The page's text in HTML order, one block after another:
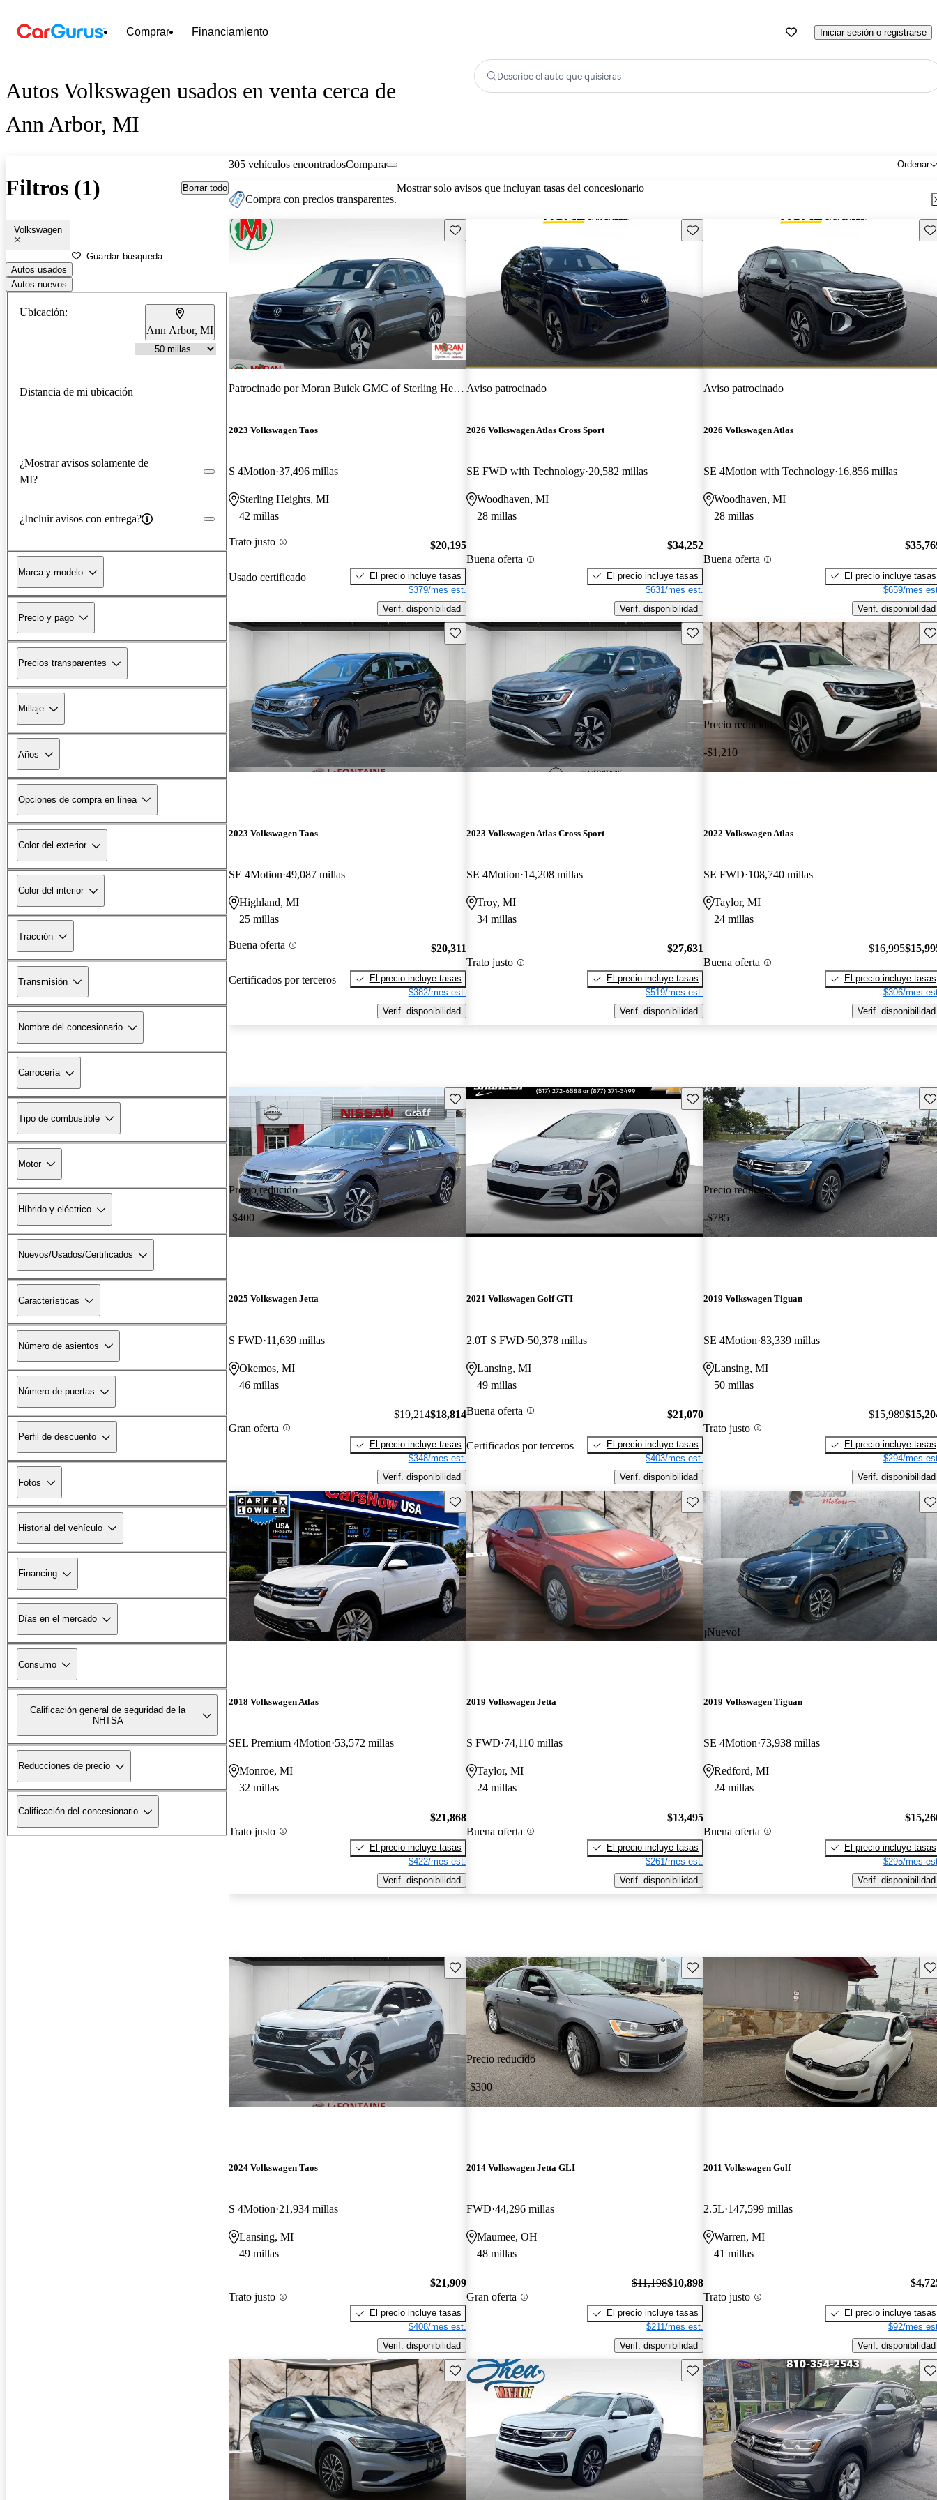
Comprar Financiamiento Iniciar sesión o registrarse
Autos Volkswagen usados en venta cerca de
Ann Arbor, MI
Describe el auto que quisieras
Filtros (1) Borrar todo
Volkswagen
Guardar búsqueda
Autos usados
Autos nuevos
Ubicación:
Ann Arbor, MI
Distancia de mi ubicación
¿Mostrar avisos solamente de
MI?
¿Incluir avisos con entrega?
Marca y modelo
Precio y pago
Precios transparentes
Millaje
Años
Opciones de compra en línea
Color del exterior
Color del interior
Tracción
Transmisión
Nombre del concesionario
Carrocería
Tipo de combustible
Motor
Híbrido y eléctrico
Nuevos/Usados/Certificados
Características
Número de asientos
Número de puertas
Perfil de descuento
Fotos
Historial del vehículo
Financing
Días en el mercado
Consumo
Calificación general de seguridad de la
NHTSA
Reducciones de precio
Calificación del concesionario
305 vehículos encontrados Ordenar
Compara
Compra con precios transparentes.
Mostrar solo avisos que incluyan tasas del concesionario
Guarda este Aviso
Patrocinado porMoran Buick GMC of Sterling Heights
2023 Volkswagen Taos
S 4Motion 37,496 millas
Sterling Heights, MI
42 millas
Trato justo
Usado certificado
$20,195
El precio incluye tasas
$379/mes est.
Verif. disponibilidad
Guarda este Aviso
Aviso patrocinado
2026 Volkswagen Atlas Cross Sport
SE FWD with Technology 20,582 millas
Woodhaven, MI
28 millas
Buena oferta
$34,252
El precio incluye tasas
$631/mes est.
Verif. disponibilidad
Aviso patrocinado
2026 Volkswagen Atlas
SE 4Motion with Technology 16,856 millas
Woodhaven, MI
28 millas
Buena oferta
El precio incluye tasas
$659/mes
Verif. disponibilidad
Guarda este Aviso
2023 Volkswagen Taos
SE 4Motion 49,087 millas
Highland, MI
25 millas
Buena oferta
Certificados por terceros
$20,311
El precio incluye tasas
$382/mes est.
Verif. disponibilidad
Guarda este Aviso
2023 Volkswagen Atlas Cross Sport
SE 4Motion 14,208 millas
Troy, MI
34 millas
Trato justo
$27,631
El precio incluye tasas
$519/mes est.
Verif. disponibilidad
Precio reducido
-$1,210
2022 Volkswagen Atlas
SE FWD 108,740 millas
Taylor, MI
24 millas
Buena oferta
$16,995
El precio incluye tasas
$306/mes
Verif. disponibilidad
Precio reducido
-$400
Guarda este Aviso
2025 Volkswagen Jetta
S FWD 11,639 millas
Okemos, MI
46 millas
Gran oferta
$19,214$18,814
El precio incluye tasas
$348/mes est.
Verif. disponibilidad
Guarda este Aviso
2021 Volkswagen Golf GTI
2.0T S FWD 50,378 millas
Lansing, MI
49 millas
Buena oferta
Certificados por terceros
$21,070
El precio incluye tasas
$403/mes est.
Verif. disponibilidad
Precio reducido
-$785
2019 Volkswagen Tiguan
SE 4Motion 83,339 millas
Lansing, MI
50 millas
Trato justo
$15,989
El precio incluye tasas
$294/mes
Verif. disponibilidad
Guarda este Aviso
2018 Volkswagen Atlas
SEL Premium 4Motion 53,572 millas
Monroe, MI
32 millas
Trato justo
$21,868
El precio incluye tasas
$422/mes est.
Verif. disponibilidad
Guarda este Aviso
2019 Volkswagen Jetta
S FWD 74,110 millas
Taylor, MI
24 millas
Buena oferta
$13,495
El precio incluye tasas
$261/mes est.
Verif. disponibilidad
¡Nuevo!
2019 Volkswagen Tiguan
SE 4Motion 73,938 millas
Redford, MI
24 millas
Buena oferta
El precio incluye tasas
$295/mes
Verif. disponibilidad
Guarda este Aviso
2024 Volkswagen Taos
S 4Motion 21,934 millas
Lansing, MI
49 millas
Trato justo
$21,909
El precio incluye tasas
$408/mes est.
Verif. disponibilidad
Precio reducido
-$300
Guarda este Aviso
2014 Volkswagen Jetta GLI
FWD 44,296 millas
Maumee, OH
48 millas
Gran oferta
$11,198$10,898
El precio incluye tasas
$211/mes est.
Verif. disponibilidad
2011 Volkswagen Golf
2.5L 147,599 millas
Warren, MI
41 millas
Trato justo
El precio incluye tasas
$92/mes
Verif. disponibilidad
Guarda este Aviso Guarda este Aviso